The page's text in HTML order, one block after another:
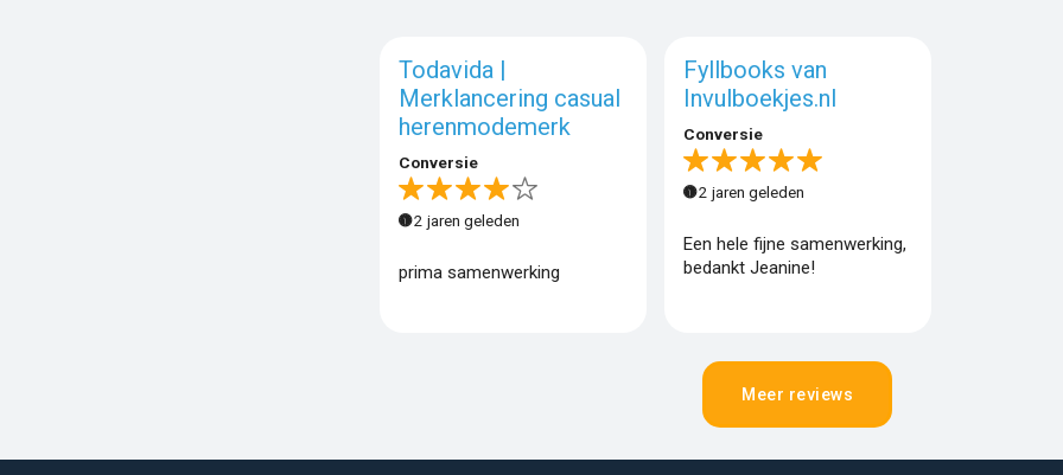
Todavida |
Merklancering casual
herenmodemerk
Conversie
2 jaren geleden
prima samenwerking
Fyllbooks van
Invulboekjes.nl
Conversie
2 jaren geleden
Een hele fijne samenwerking,
bedankt Jeanine!
Meer reviews